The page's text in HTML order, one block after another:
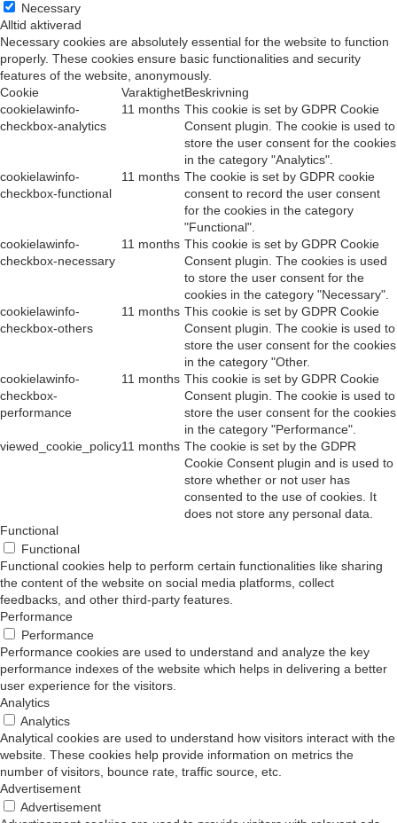
Necessary
Alltid aktiverad
Necessary cookies are absolutely essential for the website to function
properly. These cookies ensure basic functionalities and security
features of the website, anonymously.
Cookie
VaraktighetBeskrivning
cookielawinfo-
checkbox-analytics
11 months This cookie is set by GDPR Cookie
Consent plugin. The cookie is used to
store the user consent for the cookies
in the category "Analytics".
cookielawinfo-
checkbox-functional
11 months The cookie is set by GDPR cookie
consent to record the user consent
for the cookies in the category
"Functional".
cookielawinfo-
checkbox-necessary
11 months This cookie is set by GDPR Cookie
Consent plugin. The cookies is used
to store the user consent for the
cookies in the category "Necessary".
cookielawinfo-
checkbox-others
11 months This cookie is set by GDPR Cookie
Consent plugin. The cookie is used to
store the user consent for the cookies
in the category "Other.
cookielawinfo-
checkbox-
performance
11 months This cookie is set by GDPR Cookie
Consent plugin. The cookie is used to
store the user consent for the cookies
in the category "Performance".
viewed_cookie_policy11 months The cookie is set by the GDPR
Cookie Consent plugin and is used to
store whether or not user has
consented to the use of cookies. It
does not store any personal data.
Functional
Functional
Functional cookies help to perform certain functionalities like sharing
the content of the website on social media platforms, collect
feedbacks, and other third-party features.
Performance
Performance
Performance cookies are used to understand and analyze the key
performance indexes of the website which helps in delivering a better
user experience for the visitors.
Analytics
Analytics
Analytical cookies are used to understand how visitors interact with the
website. These cookies help provide information on metrics the
number of visitors, bounce rate, traffic source, etc.
Advertisement
Advertisement